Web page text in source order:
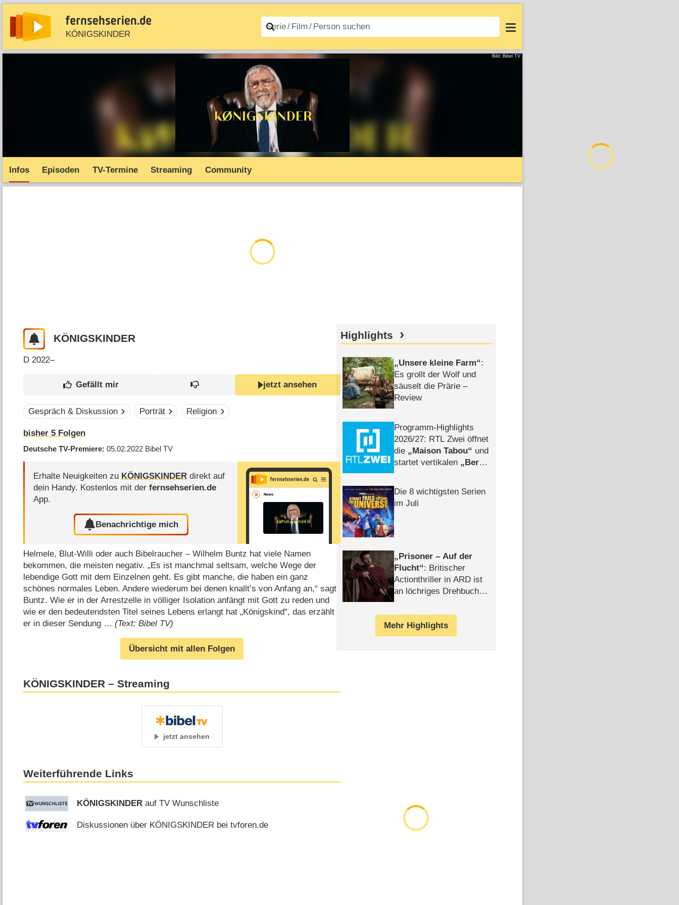
KÖNIGSKINDER
News Entdecken Streaming Filme A–Z Login
Bild: Bibel TV
Infos Episoden TV-Termine Streaming Community
KÖNIGSKINDER
D 2022–
jetzt ansehen
Gespräch & Diskussion Porträt Religion
bisher5 Folgen
Deutsche TV-Premiere 05.02.2022 Bibel TV
Erhalte Neuigkeiten zu KÖNIGSKINDER direkt auf
dein Handy. Kostenlos mit derfernsehserien.de
App.
Benachrichtige mich
Helmele, Blut-Willi oder auch Bibelraucher – Wilhelm Buntz hat viele Namen
bekommen, die meisten negativ. „Es ist manchmal seltsam, welche Wege der
lebendige Gott mit dem Einzelnen geht. Es gibt manche, die haben ein ganz
schönes normales Leben. Andere wiederum bei denen knallt’s von Anfang an,“ sagt
Buntz. Wie er in der Arrestzelle in völliger Isolation anfängt mit Gott zu reden und
wie er den bedeutendsten Titel seines Lebens erlangt hat „Königskind“, das erzählt
er in dieser Sendung …(Text: Bibel TV)
Übersicht mit allen Folgen
KÖNIGSKINDER – Streaming
jetzt ansehen
Weiterführende Links
KÖNIGSKINDER auf TV Wunschliste
Diskussionen über KÖNIGSKINDER bei tvforen.de
Highlights
Unsere kleine Farm :
Es grollt der Wolf und
säuselt die Prärie –
Review
Programm-Highlights
2026/​27: RTL Zwei öffnet
die
Maison Tabou
und
startet vertikalen
Berlin
Die 8 wichtigsten Serien
im Juli
Prisoner – Auf der
Flucht : Britischer
Actionthriller in ARD ist
an löchriges Drehbuch
Mehr Highlights